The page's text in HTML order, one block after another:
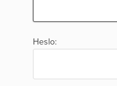
Heslo: